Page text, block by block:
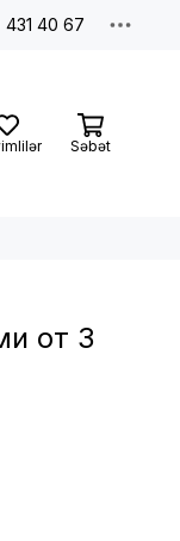
431 40 67
Səbət
от 3